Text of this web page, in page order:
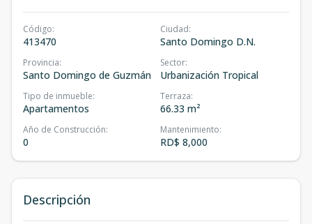
Código:
413470
Ciudad:
Santo Domingo D.N.
Provincia:
Santo Domingo de Guzmán
Sector:
Urbanización Tropical
Tipo de inmueble:
Apartamentos
Terraza:
66.33 m²
Año de Construcción:
0
Mantenimiento:
RD$ 8,000
Descripción